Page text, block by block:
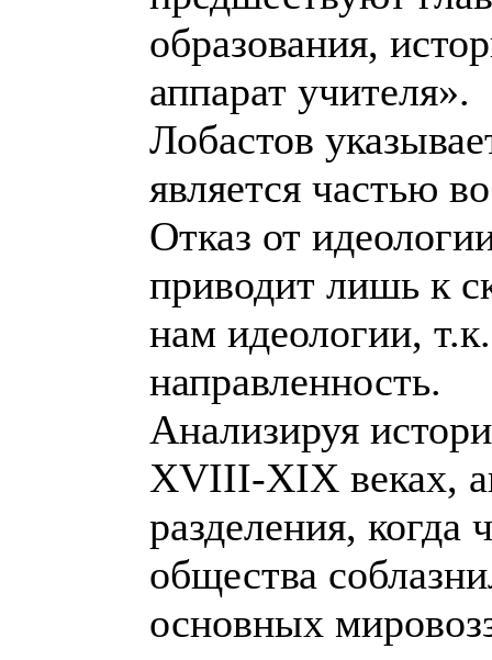
образования,
аппарат учителя».
Лобастов
является частью
Отказ от
приводит лишь к
нам идеологии,
направленность.
Анализируя
ХVIII-ХIХ веках,
разделения, когда
общества
основных